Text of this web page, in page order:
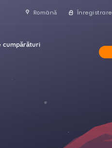
Română Înregistrare
cumpărături